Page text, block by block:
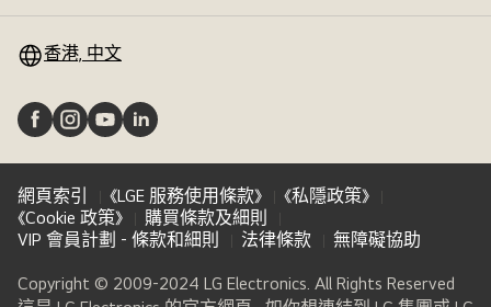
換 香港, 中文
網頁索引 《LGE 服務使用條款》
《私隱政策》
《Cookie 政策》
購買條款及細則
VIP 會員計劃 - 條款和細則
法律條款 無障礙協助
Copyright © 2009-2024 LG Electronics. All Rights Reserved